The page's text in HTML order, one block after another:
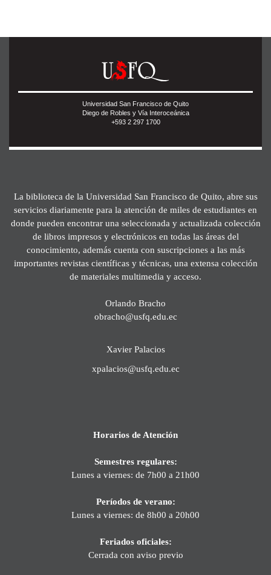
Universidad San Francisco de Quito
Diego de Robles y Vía Interoceánica
+593 2 297 1700
La biblioteca de la Universidad San Francisco de Quito, abre sus
servicios diariamente para la atención de miles de estudiantes en
donde pueden encontrar una seleccionada y actualizada colección
de libros impresos y electrónicos en todas las áreas del
conocimiento, además cuenta con suscripciones a las más
importantes revistas científicas y técnicas, una extensa colección
de materiales multimedia y acceso.
Orlando Bracho
obracho@usfq.edu.ec
Xavier Palacios
xpalacios@usfq.edu.ec
Horarios de Atención
Semestres regulares:
Lunes a viernes: de 7h00 a 21h00
Períodos de verano:
Lunes a viernes: de 8h00 a 20h00
Feriados oficiales:
Cerrada con aviso previo